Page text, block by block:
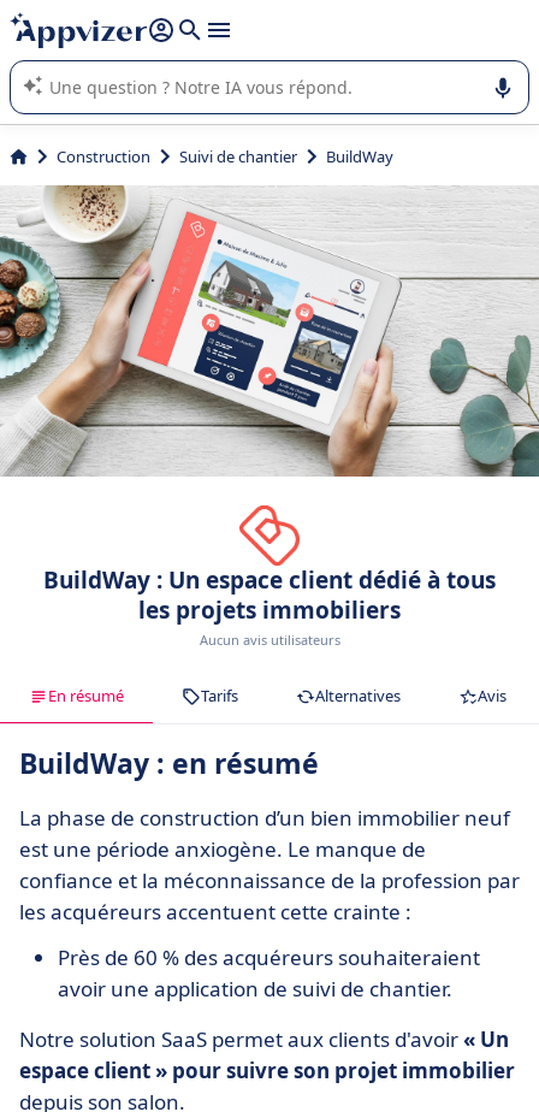
répondre (plusieurs lignes avec
L'IA de Appvizer vous guide dans l'utilisation ou la sélection de
logiciel SaaS en entreprise.
Construction Suivi de chantier BuildWay
BuildWay : Un espace client dédié à tous
les projets immobiliers
Aucun avis utilisateurs
En résumé Tarifs Alternatives Avis
BuildWay : en résumé
La phase de construction d’un bien immobilier neuf
est une période anxiogène. Le manque de
confiance et la méconnaissance de la profession par
les acquéreurs accentuent cette crainte :
Près de 60 % des acquéreurs souhaiteraient
avoir une application de suivi de chantier.
Notre solution SaaS permet aux clients d'avoir« Un
espace client » pour suivre son projet immobilier
depuis son salon.